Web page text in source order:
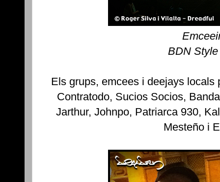
BDN
Els grups, emcees i deejays
Contratodo, Sucios Socios,
Jarthur, Johnpo, Patriarca 930,
Mesteño i